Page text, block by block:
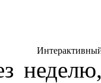
Интерактивный